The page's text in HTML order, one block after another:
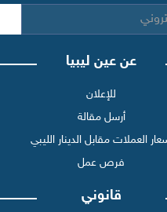
عن عين ليبيا
للإعلان
أرسل مقالة
العملات مقابل الدينار الليبي
فرص عمل
قانوني